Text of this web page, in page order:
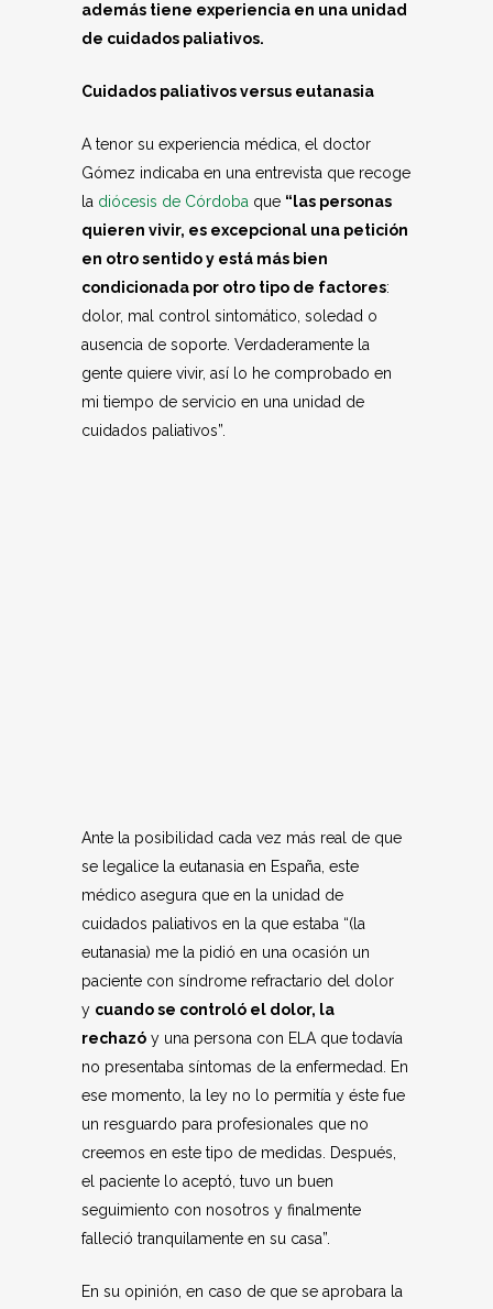
además tiene experiencia en una unidad
de cuidados paliativos.
Cuidados paliativos versus eutanasia
A tenor su experiencia médica, el doctor
Gómez indicaba en una entrevista que recoge
la diócesis de Córdoba que “las personas
quieren vivir, es excepcional una petición
en otro sentido y está más bien
condicionada por otro tipo de factores:
dolor, mal control sintomático, soledad o
ausencia de soporte. Verdaderamente la
gente quiere vivir, así lo he comprobado en
mi tiempo de servicio en una unidad de
cuidados paliativos”.
Ante la posibilidad cada vez más real de que
se legalice la eutanasia en España, este
médico asegura que en la unidad de
cuidados paliativos en la que estaba “(la
eutanasia) me la pidió en una ocasión un
paciente con síndrome refractario del dolor
y cuando se controló el dolor, la
rechazó y una persona con ELA que todavía
no presentaba síntomas de la enfermedad. En
ese momento, la ley no lo permitía y éste fue
un resguardo para profesionales que no
creemos en este tipo de medidas. Después,
el paciente lo aceptó, tuvo un buen
seguimiento con nosotros y finalmente
falleció tranquilamente en su casa”.
En su opinión, en caso de que se aprobara la